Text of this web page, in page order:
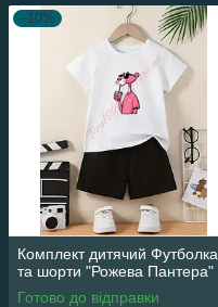
–10%
Комплект дитячий Футболка
та шорти "Рожева Пантера"
Готово до відправки